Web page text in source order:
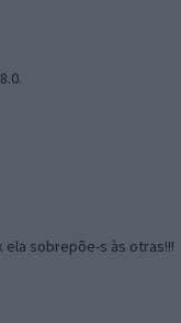
ela sobrepõe-s às otras!!!